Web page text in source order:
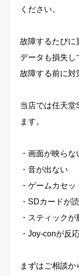
ください。
故障するたびに
データも損失し
故障する前に対
当店では任天堂
ます。
・画面が映らな
・音が出ない
・ゲームカセ
・SDカードが
・スティックが
・Joy-conが反
まずはご相談